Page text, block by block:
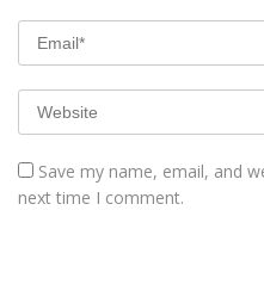
Save my name, email, and
next time I comment.